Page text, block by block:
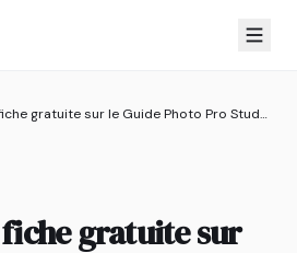
Créez votre fiche gratuite sur le Guide Photo Pro Studio et soyez trouvé par vos futurs clients
gratuite sur